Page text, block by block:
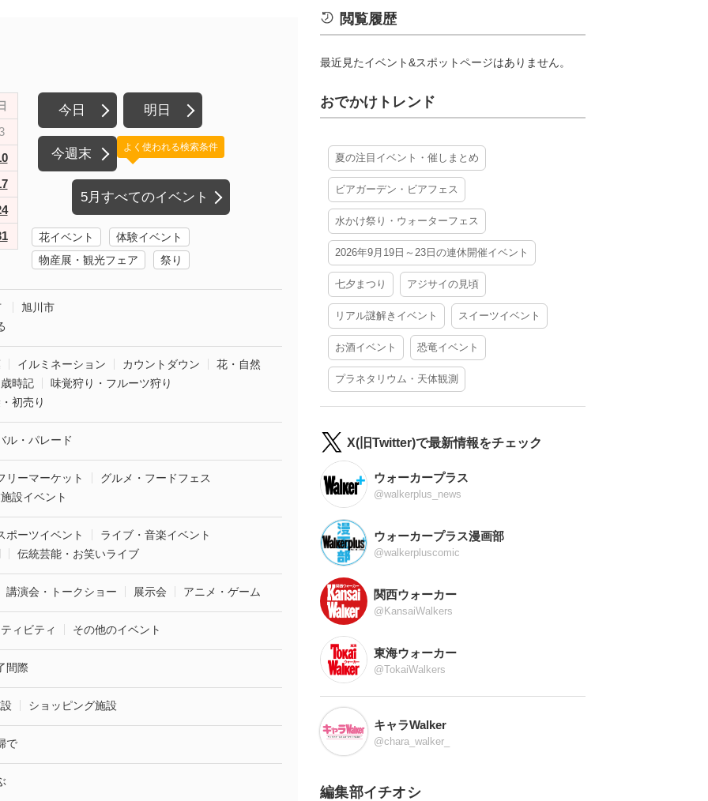
今日 明日
今週末
5月すべてのイベント
よく使われる検索条件
花イベント
体験イベント
物産展・観光フェア
祭り
旭川市
イルミネーション カウントダウン
花・自然
時記
味覚狩り・フルーツ狩り
初売り
ル・パレード
リーマーケット
グルメ・フードフェス
設イベント
ポーツイベント
ライブ・音楽イベント
伝統芸能・お笑いライブ
講演会・トークショー 展示会 アニメ・ゲーム
ィビティ その他のイベント
間際
ショッピング施設
で
閲覧履歴
最近見たイベント&スポットページはありません。
おでかけトレンド
夏の注目イベント・催しまとめ
ビアガーデン・ビアフェス
水かけ祭り・ウォーターフェス
2026年9月19日～23日の連休開催イベント
七夕まつり アジサイの見頃
リアル謎解きイベント スイーツイベント
お酒イベント 恐竜イベント
プラネタリウム・天体観測
X(旧Twitter)で最新情報をチェック
ウォーカープラス
@walkerplus_news
ウォーカープラス漫画部
@walkerpluscomic
関西ウォーカー
@KansaiWalkers
東海ウォーカー
@TokaiWalkers
キャラWalker
@chara_walker_
編集部イチオシ